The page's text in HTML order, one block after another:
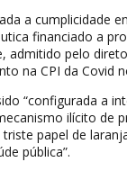
a cumplicidade
financiado a
admitido pelo
na CPI da Covid
“configurada a
ilícito de
papel de
pública”.